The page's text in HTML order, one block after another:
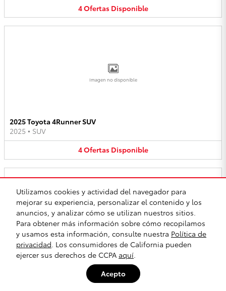
Utilizamos cookies y actividad del navegador para
mejorar su experiencia, personalizar el contenido y los
anuncios, y analizar cómo se utilizan nuestros sitios.
Para obtener más información sobre cómo recopilamos
y usamos esta información, consulte nuestra Política de
privacidad . Los consumidores de California pueden
ejercer sus derechos de CCPA aquí
Acepto
4Ofertas Disponible
Imagen no disponible
2025 Toyota 4Runner SUV
2025 • SUV
4Ofertas Disponible
Imagen no disponible